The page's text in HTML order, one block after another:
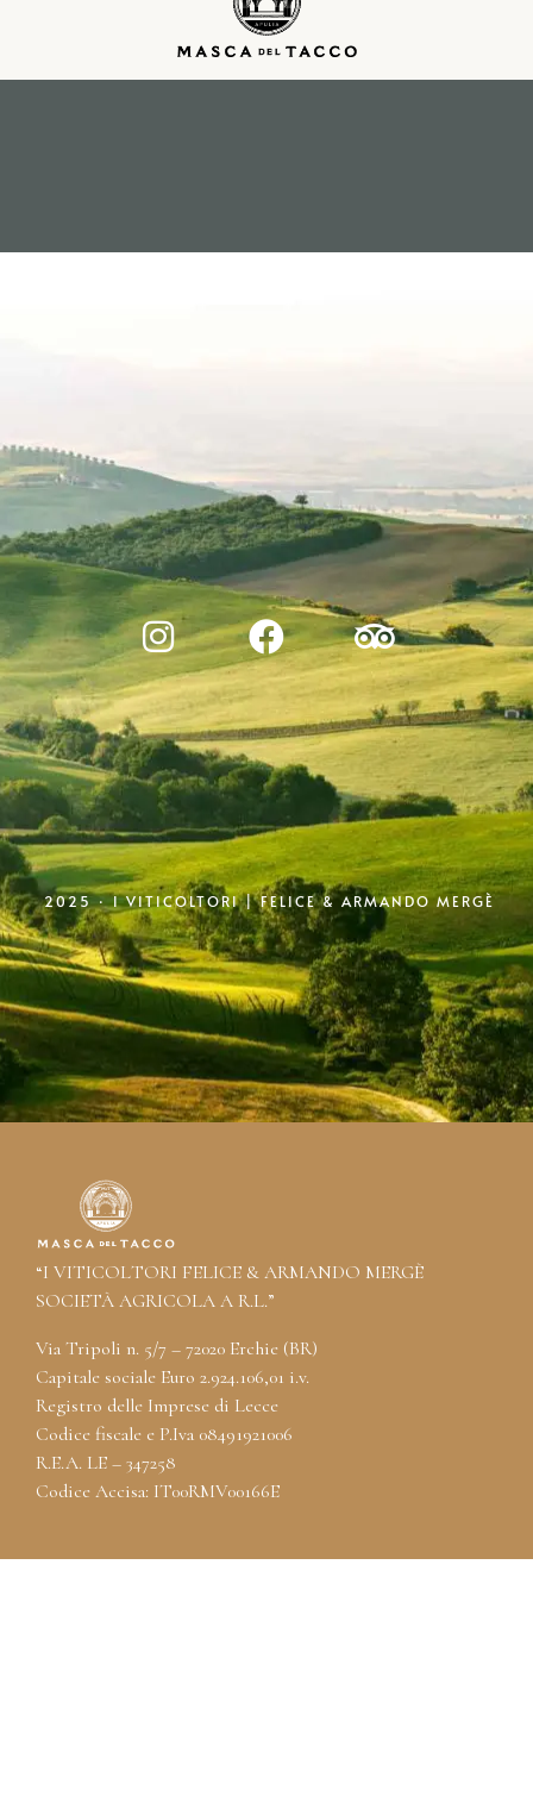
2025 · I VITICOLTORI | FELICE & ARMANDO MERGÈ
“I VITICOLTORI FELICE & ARMANDO MERGÈ
SOCIETÀ AGRICOLA A R.L.”
Via Tripoli n. 5/7 – 72020 Erchie (BR)
Capitale sociale Euro 2.924.106,01 i.v.
Registro delle Imprese di Lecce
Codice fiscale e P.Iva 08491921006
R.E.A. LE – 347258
Codice Accisa: IT00RMV00166E